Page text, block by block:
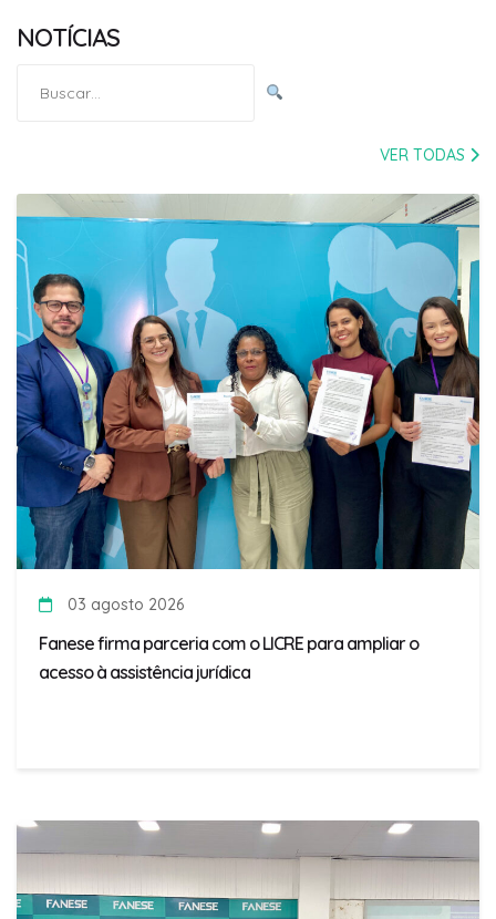
NOTÍCIAS
por:
VER TODAS
03 agosto 2026
Fanese firma parceria com o LICRE para ampliar o
acesso à assistência jurídica